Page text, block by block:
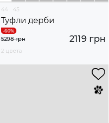
44 45
Туфли дерби
2119 грн
5298 грн
2 цвета